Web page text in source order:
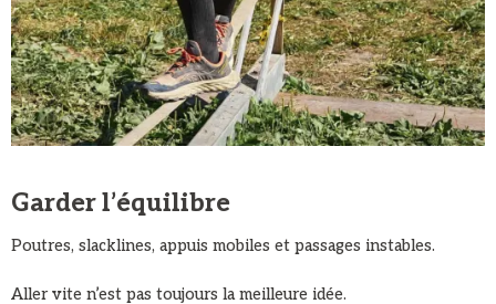
Garder l’équilibre
Poutres, slacklines, appuis mobiles et passages instables.
Aller vite n’est pas toujours la meilleure idée.